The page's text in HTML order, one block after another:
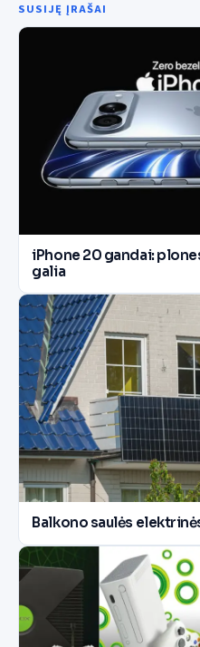
SUSIJĘ ĮRAŠAI
iPhone 20 gandai:
galia
Balkono saulės